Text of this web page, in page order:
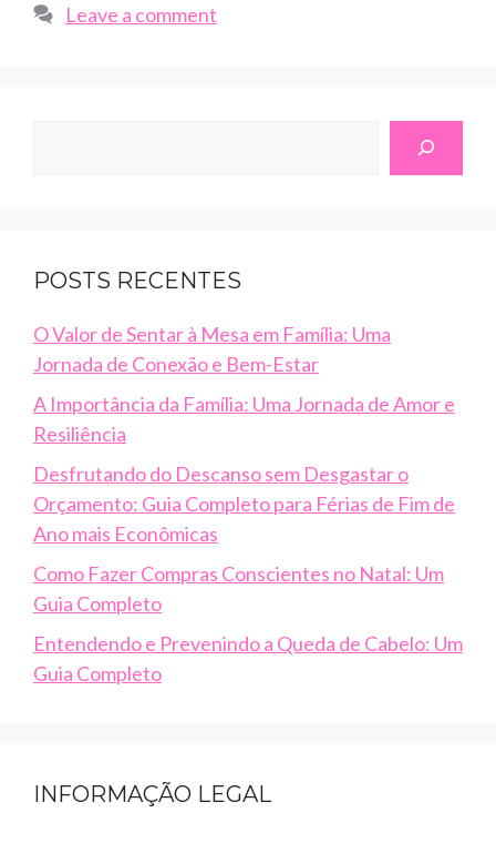
Leave a comment
POSTS RECENTES
O Valor de Sentar à Mesa em Família: Uma
Jornada de Conexão e Bem-Estar
A Importância da Família: Uma Jornada de Amor e
Resiliência
Desfrutando do Descanso sem Desgastar o
Orçamento: Guia Completo para Férias de Fim de
Ano mais Econômicas
Como Fazer Compras Conscientes no Natal: Um
Guia Completo
Entendendo e Prevenindo a Queda de Cabelo: Um
Guia Completo
INFORMAÇÃO LEGAL